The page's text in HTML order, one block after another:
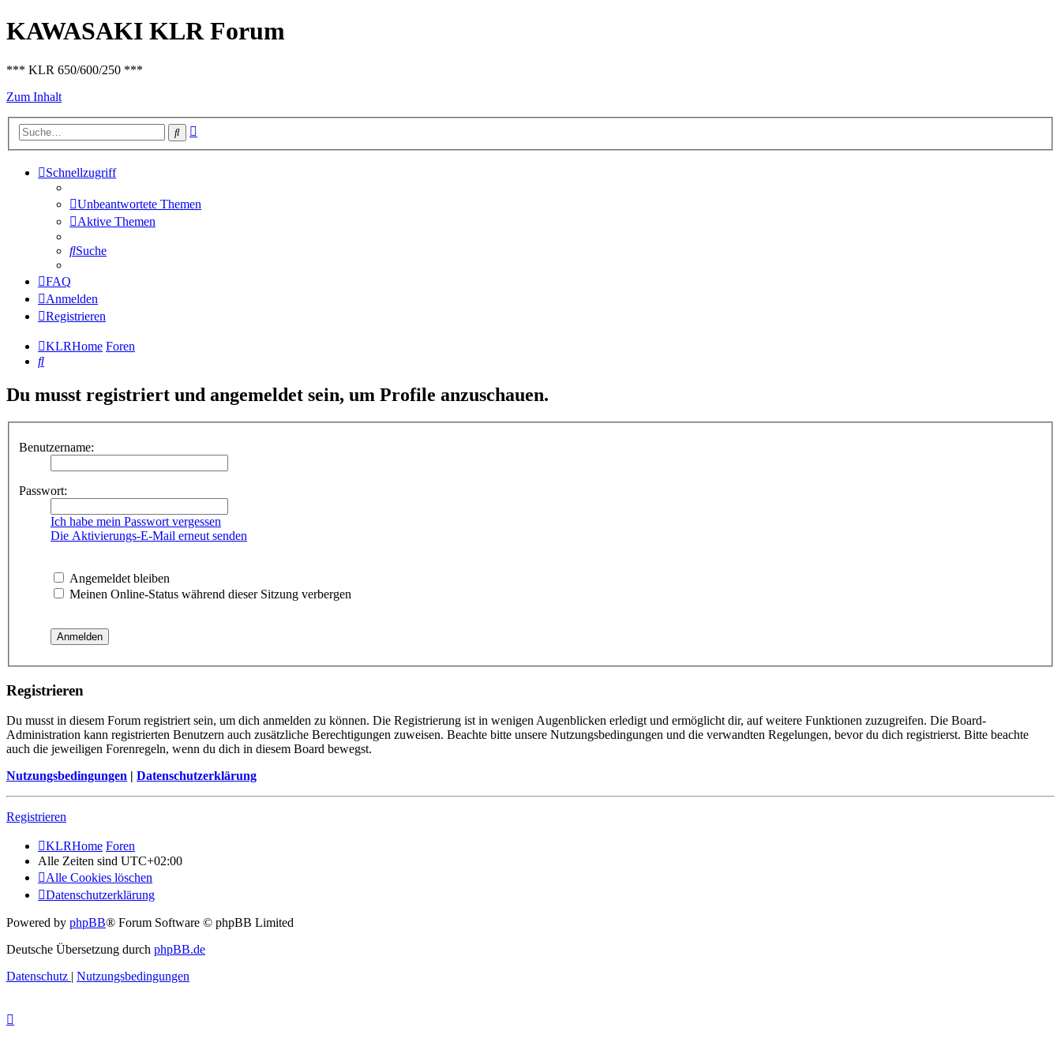
KAWASAKI KLR Forum
*** KLR 650/600/250 ***
Zum Inhalt
Suche
Schnellzugriff
Unbeantwortete Themen
Aktive Themen
Suche
FAQ
Anmelden
Registrieren
KLRHome Foren
Suche
Du musst registriert und angemeldet sein, um Profile anzuschauen.
Benutzername:
Passwort:
Ich habe mein Passwort vergessen
Die Aktivierungs-E-Mail erneut senden
Angemeldet bleiben
Meinen Online-Status während dieser Sitzung verbergen
Registrieren
Du musst in diesem Forum registriert sein, um dich anmelden zu können. Die Registrierung ist in wenigen Augenblicken erledigt und ermöglicht dir, auf weitere Funktionen zuzugreifen. Die Board-
Administration kann registrierten Benutzern auch zusätzliche Berechtigungen zuweisen. Beachte bitte unsere Nutzungsbedingungen und die verwandten Regelungen, bevor du dich registrierst. Bitte beachte
auch die jeweiligen Forenregeln, wenn du dich in diesem Board bewegst.
Nutzungsbedingungen | Datenschutzerklärung
Registrieren
KLRHome Foren
Alle Zeiten sind UTC+02:00
Alle Cookies löschen
Datenschutzerklärung
Powered by phpBB® Forum Software © phpBB Limited
Deutsche Übersetzung durch phpBB.de
Datenschutz | Nutzungsbedingungen